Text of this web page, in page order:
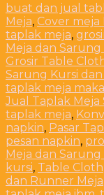
buat dan jual
Meja, Cover meja
taplak meja,
Meja dan Sarung
Grosir Table
Sarung Kursi
taplak meja
Jual Taplak Meja
taplak meja,
napkin, Pasar
pesan napkin,
Meja dan Sarung
kursi, Table Cloth
dan Runner Meja